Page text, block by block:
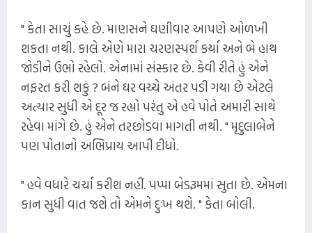
" કેતા સાચું કહે છે. માણસને ઘણીવાર આપણે ઓળખી
શકતા નથી. કાલે એણે મારા ચરણસ્પર્શ કર્યા અને બે હાથ
જોડીને ઉભો રહેલો. એનામાં સંસ્કાર છે. કેવી રીતે હું એને
નફરત કરી શકું ? બંને ઘર વચ્ચે અંતર પડી ગયા છે એટલે
અત્યાર સુધી એ દૂર જ રહ્યો પરંતુ એ હવે પોતે અમારી સાથે
રહેવા માંગે છે. હું એને તરછોડવા માગતી નથી. " મૃદુલાબેને
પણ પોતાનો અભિપ્રાય આપી દીધો.
" હવે વધારે ચર્ચા કરીશ નહીં. પપ્પા બેડરૂમમાં સુતા છે. એમના
કાન સુધી વાત જશે તો એમને દુઃખ થશે. " કેતા બોલી.